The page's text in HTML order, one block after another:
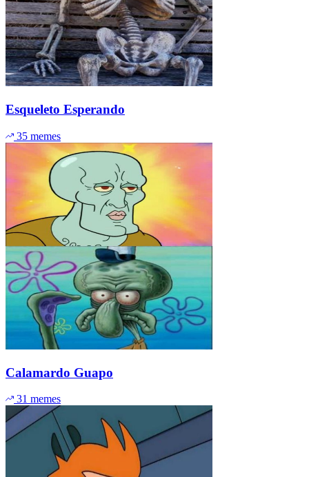
Esqueleto Esperando
35 memes
Calamardo Guapo
31 memes